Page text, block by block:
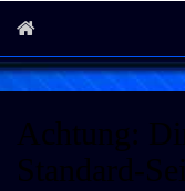
Achtung:
Standard-